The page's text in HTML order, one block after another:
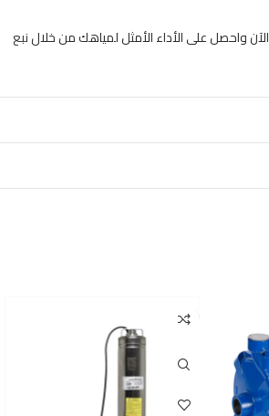
الآن واحصل على الأداء الأمثل لمياهك من خلالنبع